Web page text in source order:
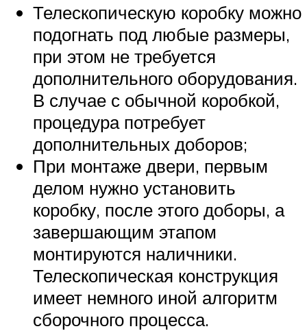
Телескопическую коробку можно
подогнать под любые размеры,
при этом не требуется
дополнительного оборудования.
В случае с обычной коробкой,
процедура потребует
дополнительных доборов;
При монтаже двери, первым
делом нужно установить
коробку, после этого доборы, а
завершающим этапом
монтируются наличники.
Телескопическая конструкция
имеет немного иной алгоритм
сборочного процесса.